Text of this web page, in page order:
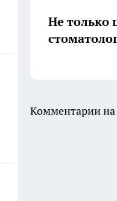
Не только
Комментарии на